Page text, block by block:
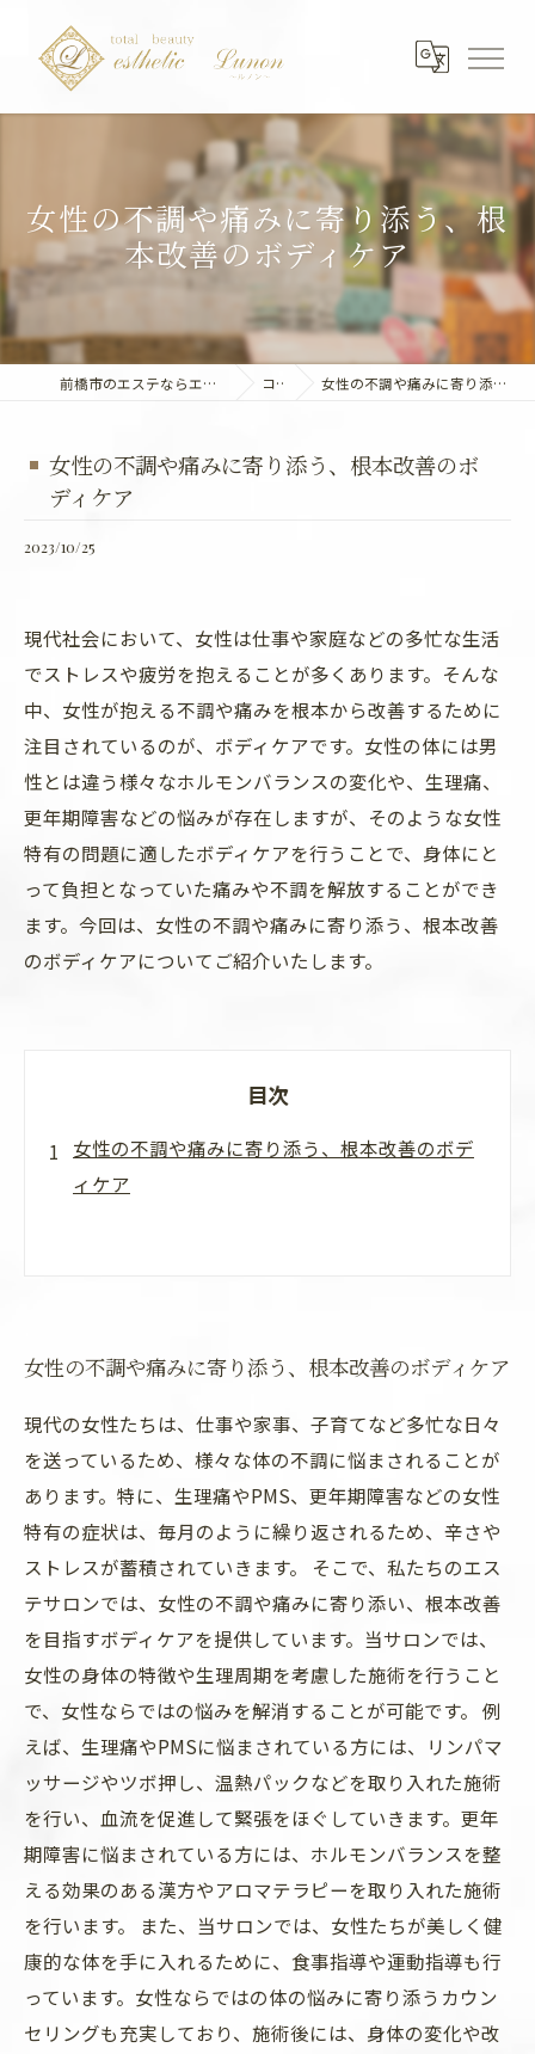
女性の不調や痛みに寄り添う、根
本改善のボディケア
前橋市のエステならエステティック～Lunon～ コラム 女性の不調や痛みに寄り添う、根本改善のボディケア
女性の不調や痛みに寄り添う、根本改善のボ
ディケア
2023/10/25
現代社会において、女性は仕事や家庭などの多忙な生活
でストレスや疲労を抱えることが多くあります。そんな
中、女性が抱える不調や痛みを根本から改善するために
注目されているのが、ボディケアです。女性の体には男
性とは違う様々なホルモンバランスの変化や、生理痛、
更年期障害などの悩みが存在しますが、そのような女性
特有の問題に適したボディケアを行うことで、身体にと
って負担となっていた痛みや不調を解放することができ
ます。今回は、女性の不調や痛みに寄り添う、根本改善
のボディケアについてご紹介いたします。
目次
女性の不調や痛みに寄り添う、根本改善のボデ
ィケア
女性の不調や痛みに寄り添う、根本改善のボディケア
現代の女性たちは、仕事や家事、子育てなど多忙な日々
を送っているため、様々な体の不調に悩まされることが
あります。特に、生理痛やPMS、更年期障害などの女性
特有の症状は、毎月のように繰り返されるため、辛さや
ストレスが蓄積されていきます。 そこで、私たちのエス
テサロンでは、女性の不調や痛みに寄り添い、根本改善
を目指すボディケアを提供しています。当サロンでは、
女性の身体の特徴や生理周期を考慮した施術を行うこと
で、女性ならではの悩みを解消することが可能です。 例
えば、生理痛やPMSに悩まされている方には、リンパマ
ッサージやツボ押し、温熱パックなどを取り入れた施術
を行い、血流を促進して緊張をほぐしていきます。更年
期障害に悩まされている方には、ホルモンバランスを整
える効果のある漢方やアロマテラピーを取り入れた施術
を行います。 また、当サロンでは、女性たちが美しく健
康的な体を手に入れるために、食事指導や運動指導も行
っています。女性ならではの体の悩みに寄り添うカウン
セリングも充実しており、施術後には、身体の変化や改